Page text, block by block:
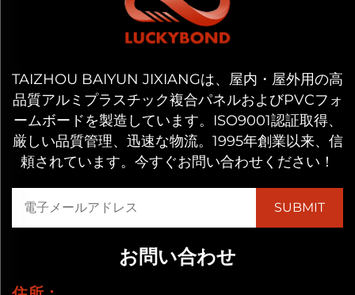
TAIZHOU BAIYUN JIXIANGは、屋内・屋外用の高
品質アルミプラスチック複合パネルおよびPVCフォ
ームボードを製造しています。ISO9001認証取得、
厳しい品質管理、迅速な物流。1995年創業以来、信
頼されています。今すぐお問い合わせください！
お問い合わせ